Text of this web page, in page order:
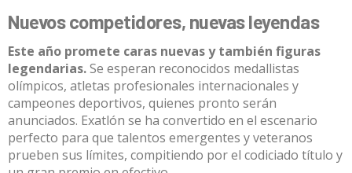
Nuevos competidores, nuevas leyendas
Este año promete caras nuevas y también figuras
legendarias.Se esperan reconocidos medallistas
olímpicos, atletas profesionales internacionales y
campeones deportivos, quienes pronto serán
anunciados. Exatlón se ha convertido en el escenario
perfecto para que talentos emergentes y veteranos
prueben sus límites, compitiendo por el codiciado título y